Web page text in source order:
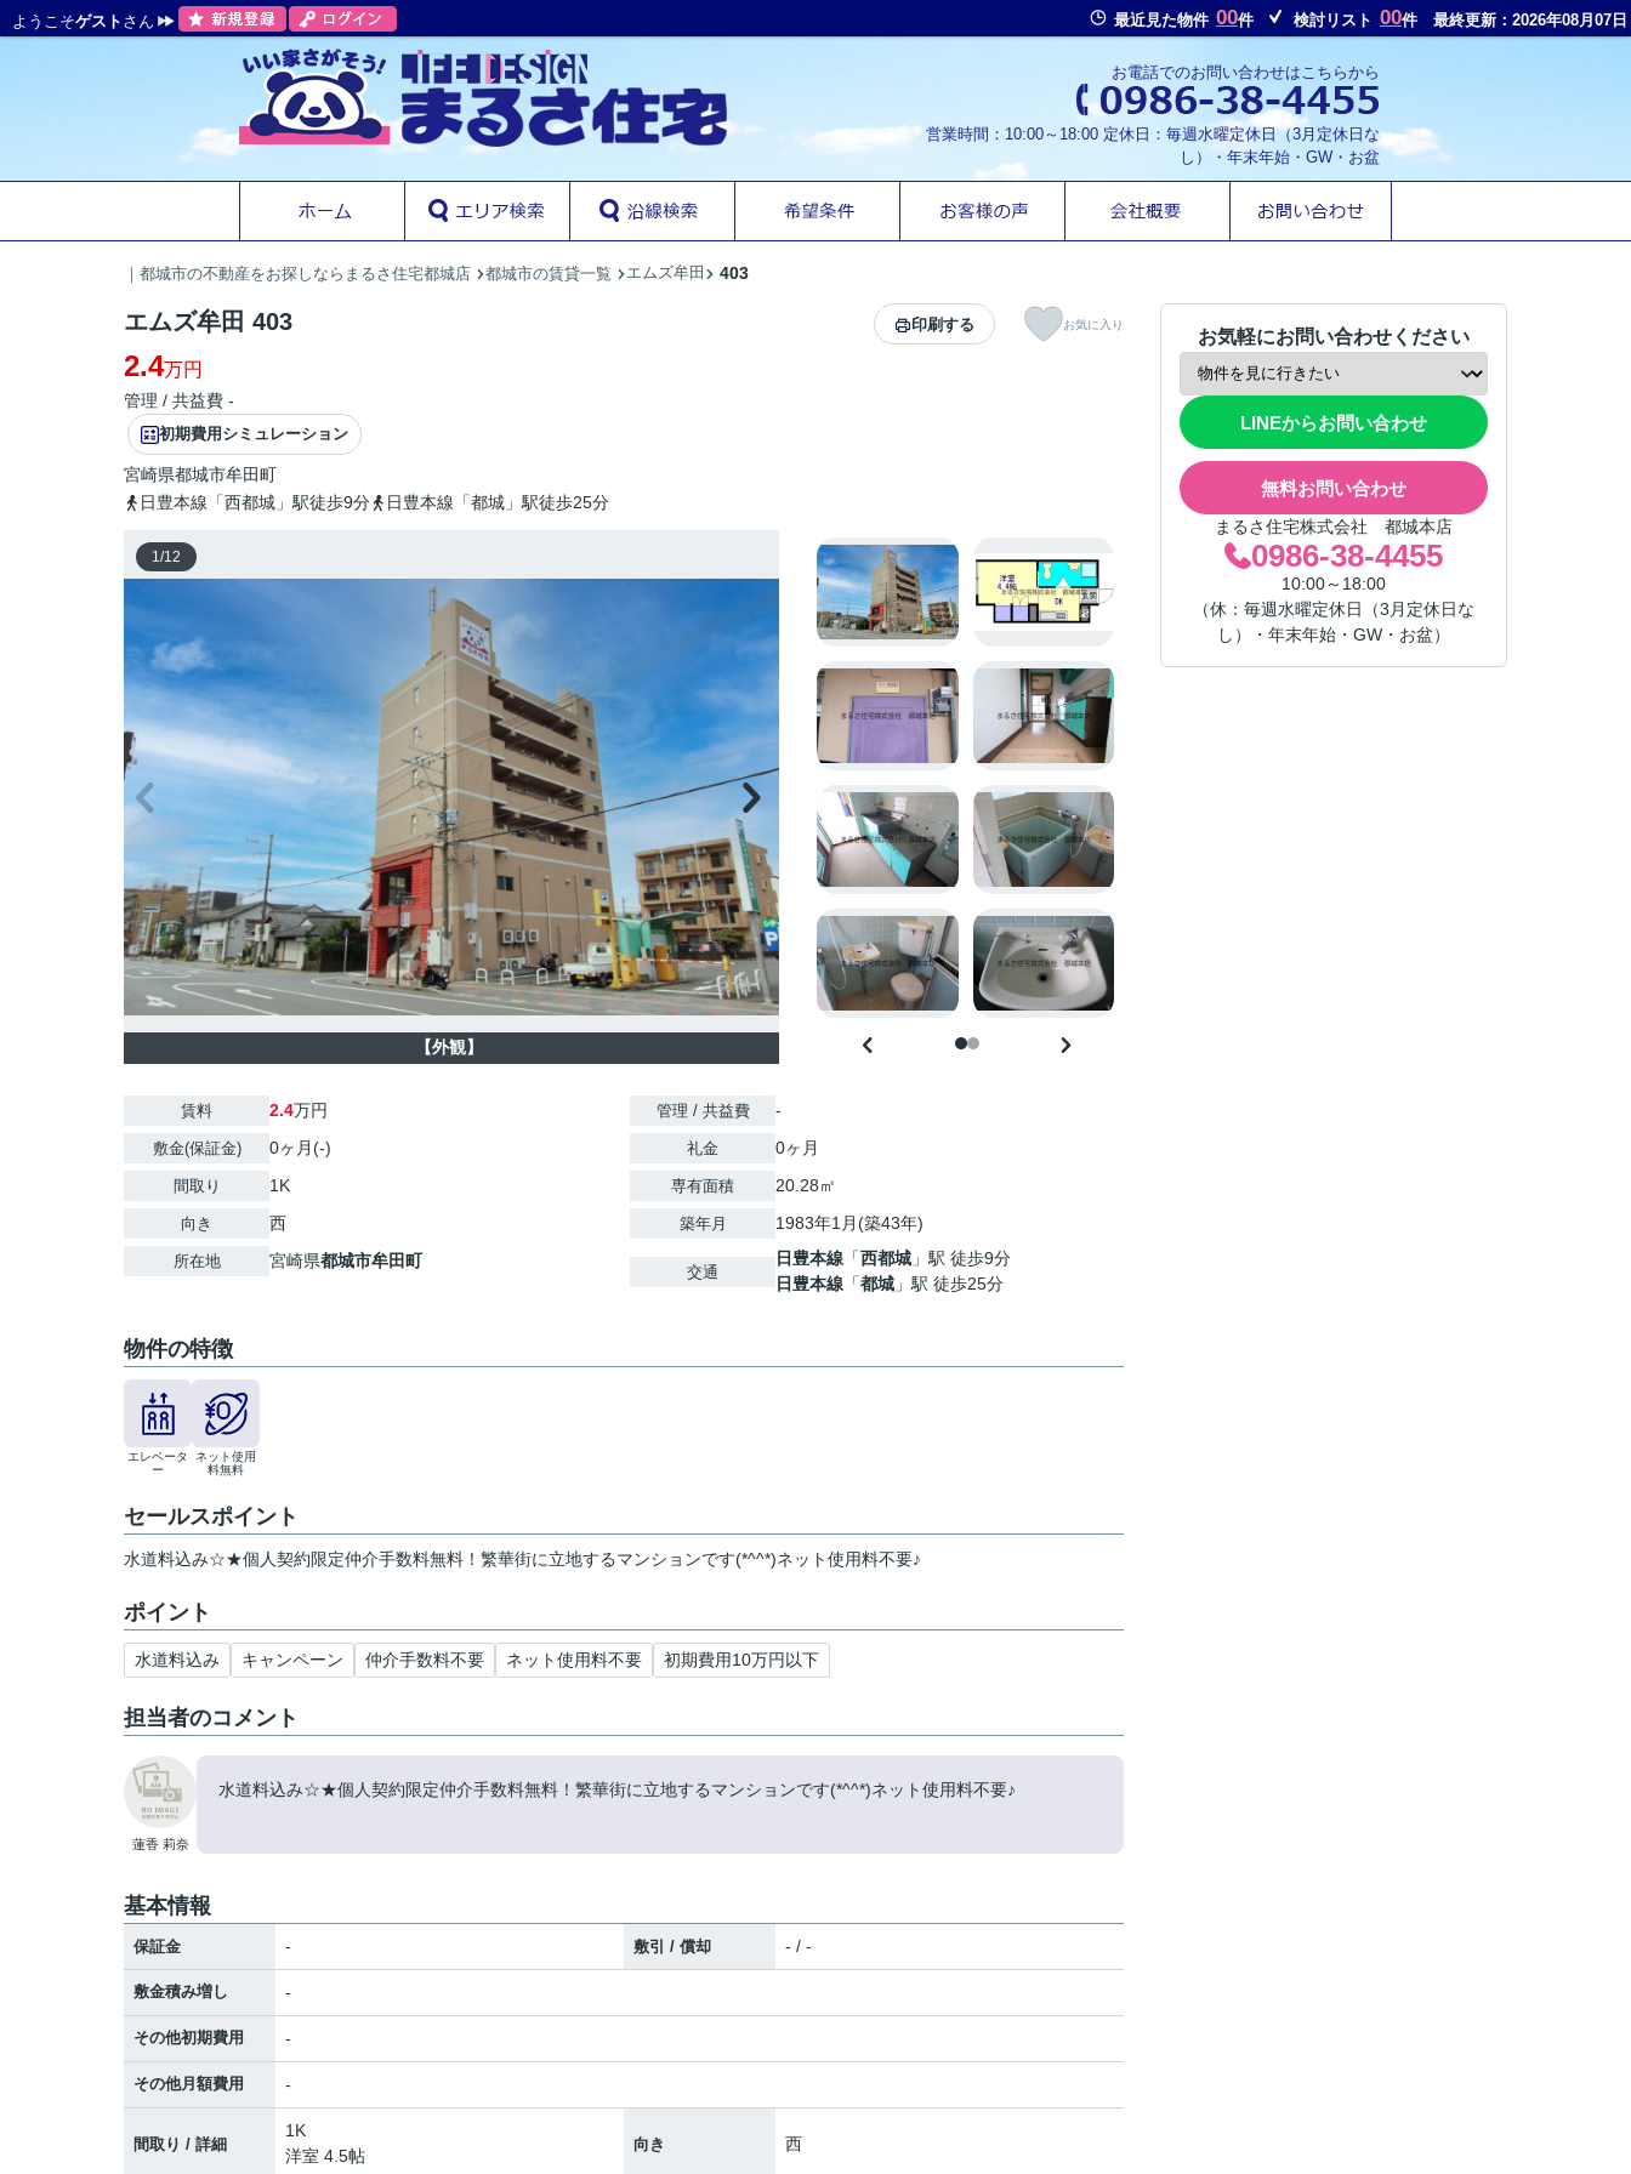
ようこそゲスト さん 最近見た物件 00件 検討リスト 00件 最終更新：2026年08月07日
お電話でのお問い合わせはこちらから
営業時間：10:00～18:00 定休日：毎週水曜定休日（3月定休日な
し）・年末年始・GW・お盆
｜都城市の不動産をお探しならまるさ住宅都城店 都城市の賃貸一覧 エムズ牟田 403
エムズ牟田 403
2.4万円
管理 / 共益費 -
初期費用シミュレーション
宮崎県都城市牟田町
日豊本線「西都城」駅徒歩9分
日豊本線「都城」駅徒歩25分
印刷する お気に入り
1/12
【外観】
賃料 2.4万円
敷金(保証金) 0ヶ月(-)
間取り 1K
向き 西
所在地 宮崎県都城市牟田町
管理 / 共益費 -
礼金 0ヶ月
専有面積 20.28㎡
築年月 1983年1月(築43年)
交通
日豊本線 「西都城 」駅 徒歩9分
日豊本線 「都城 」駅 徒歩25分
物件の特徴
エレベータ
ー
ネット使用
料無料
セールスポイント
水道料込み☆★個人契約限定仲介手数料無料！繁華街に立地するマンションです(*^^*)ネット使用料不要♪
ポイント
水道料込み キャンペーン 仲介手数料不要 ネット使用料不要 初期費用10万円以下
担当者のコメント
蓮香 莉奈
水道料込み☆★個人契約限定仲介手数料無料！繁華街に立地するマンションです(*^^*)ネット使用料不要♪
基本情報
保証金 - 敷引 / 償却 - / -
敷金積み増し -
その他初期費用 -
その他月額費用 -
間取り / 詳細
1K
洋室 4.5帖
向き 西
お気軽にお問い合わせください
LINEからお問い合わせ
無料お問い合わせ
まるさ住宅株式会社 都城本店
0986-38-4455
10:00～18:00
（休：毎週水曜定休日（3月定休日な
し）・年末年始・GW・お盆）